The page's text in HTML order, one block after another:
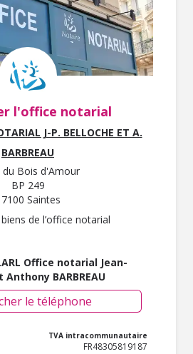
l'office notarial
J-P. BELLOCHE ET A.
BARBREAU
du Bois d'Amour
BP 249
Saintes
de l’office notarial
Office notarial Jean-
Anthony BARBREAU
le téléphone
TVA intracommunautaire
FR48305819187